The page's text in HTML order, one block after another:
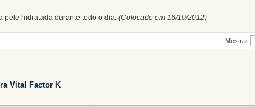
pele hidratada durante todo o dia. (Colocado em 16/10/2012)
Mostrar
Vital Factor K